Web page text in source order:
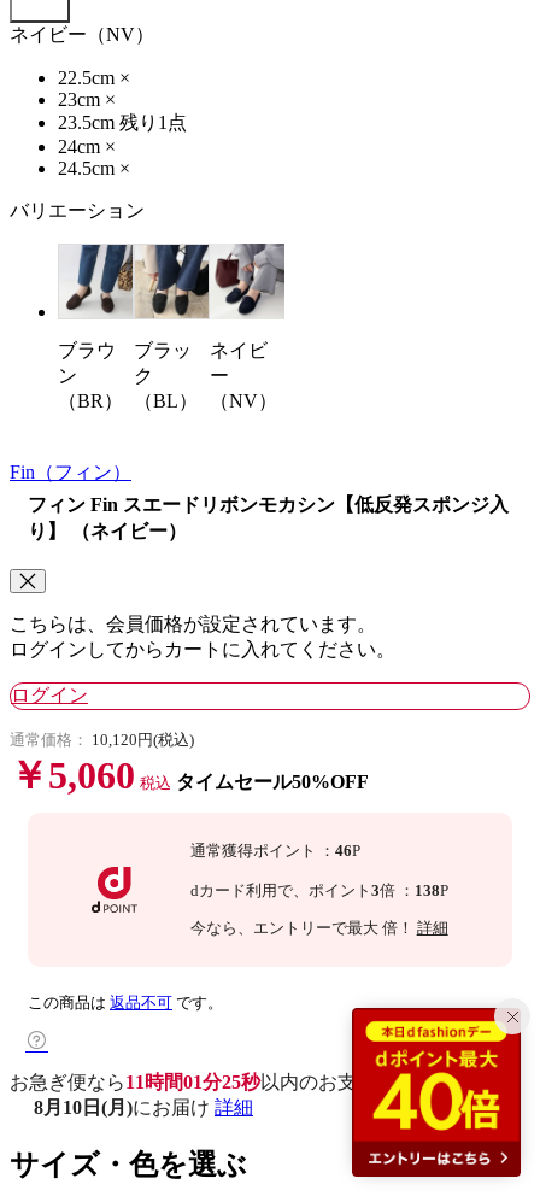
ネイビー（NV）
22.5cm ×
23cm ×
23.5cm 残り1点
24cm ×
24.5cm ×
バリエーション
ブラウ
ン
（BR）
ブラッ
ク
（BL）
ネイビ
ー
（NV）
Fin （フィン）
フィン Fin スエードリボンモカシン【低反発スポンジ入
り】 （ネイビー）
こちらは、会員価格が設定されています。
ログインしてからカートに入れてください。
ログイン
通常価格： 10,120円(税込)
￥5,060 税込 タイムセール50%OFF
通常獲得ポイント ： 46P
dカード利用で、 ポイント 3倍 ： 138P
今なら 、エントリーで最大 倍！ 詳細
この商品は 返品不可 です。
お急ぎ便なら11時間01分24秒以内のお支払いで
8月10日(月)にお届け 詳細
サイズ・色を選ぶ